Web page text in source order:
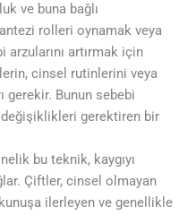
ve buna bağlı
rolleri oynamak veya
artırmak için
cinsel rutinlerini veya
gerekir. Bunun sebebi
gerektiren bir
bu teknik, kaygıyı
Çiftler, cinsel olmayan
ilerleyen ve genellikle